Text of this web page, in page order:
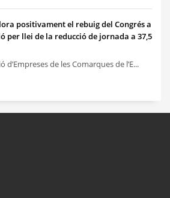
positivament el rebuig del Congrés a
per llei de la reducció de jornada a 37,5
d’Empreses de les Comarques de l’E...